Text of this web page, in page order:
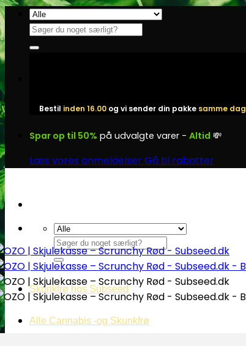
Fortsæt
indhold
Søg
efter:
Bestil inden 16.00 og vi sender din pakke samme dag
Spar op til 50% på udvalgte varer - Altid 💸
Læs vores anmeldelserGå til rabatter
Søg
efter:
Skunkfrø hos Subseed
Alle Cannabis -og Skunkfrø